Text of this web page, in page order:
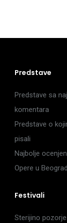
Predstave
Predstave sa
komentara
Predstave o
pisali
Najbolje
Opere u
Festivali
Sterijino pozorje